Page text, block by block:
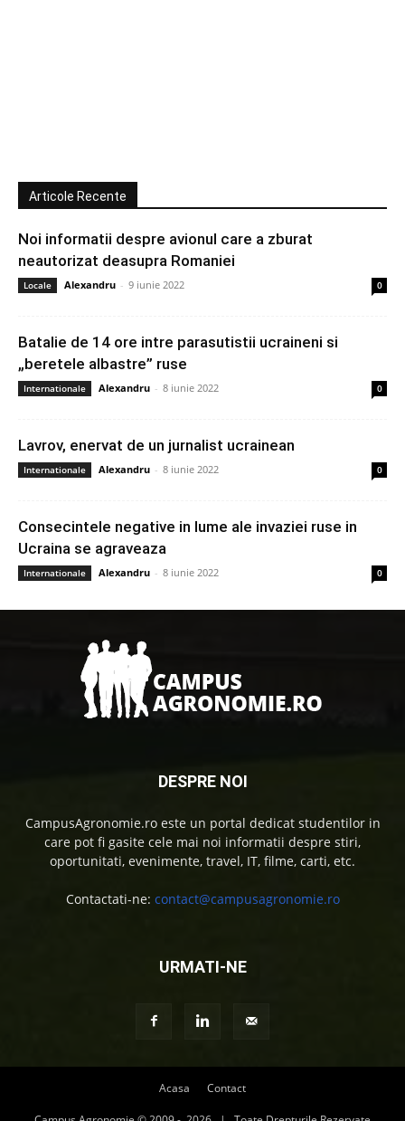
Articole Recente
Noi informatii despre avionul care a zburat
neautorizat deasupra Romaniei
Locale Alexandru - 9 iunie 2022 0
Batalie de 14 ore intre parasutistii ucraineni si
„beretele albastre” ruse
Internationale Alexandru - 8 iunie 2022 0
Lavrov, enervat de un jurnalist ucrainean
Internationale Alexandru - 8 iunie 2022 0
Consecintele negative in lume ale invaziei ruse in
Ucraina se agraveaza
Internationale Alexandru - 8 iunie 2022 0
DESPRE NOI
CampusAgronomie.ro este un portal dedicat studentilor in
care pot fi gasite cele mai noi informatii despre stiri,
oportunitati, evenimente, travel, IT, filme, carti, etc.
Contactati-ne: contact@campusagronomie.ro
URMATI-NE
Acasa Contact